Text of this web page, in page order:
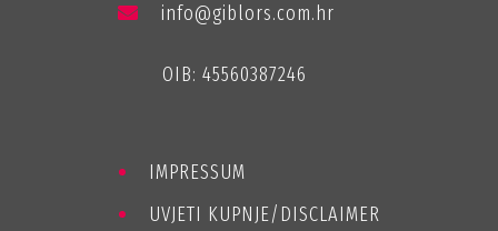
info@giblors.com.hr
OIB: 45560387246
IMPRESSUM
UVJETI KUPNJE/DISCLAIMER